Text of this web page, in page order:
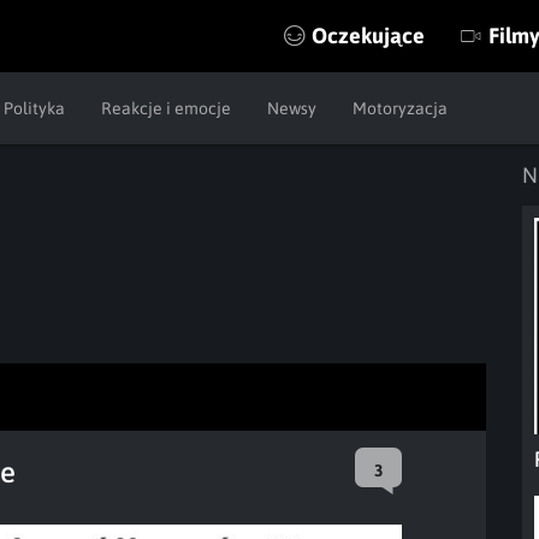
Oczekujące Filmy
Polityka Reakcje i emocje Newsy Motoryzacja
3